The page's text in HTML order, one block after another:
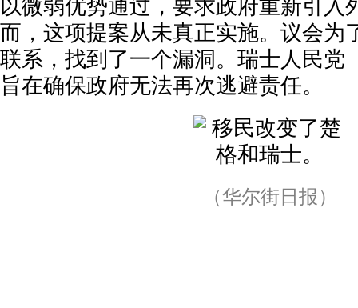
以微弱优势通过，要求政府重新引入
而，这项提案从未真正实施。议会为
联系，找到了一个漏洞。瑞士人民党
旨在确保政府无法再次逃避责任。
（华尔街日报）